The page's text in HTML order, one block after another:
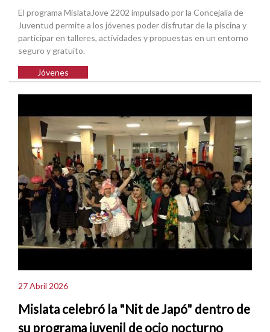
El programa MislataJove 2202 impulsado por la Concejalía de
Juventud permite a los jóvenes poder disfrutar de la piscina y
participar en talleres, actividades y propuestas en un entorno
seguro y gratuito.
Jóvenes
27 Abril 2026
Mislata celebró la "Nit de Japó" dentro de
su programa juvenil de ocio nocturno